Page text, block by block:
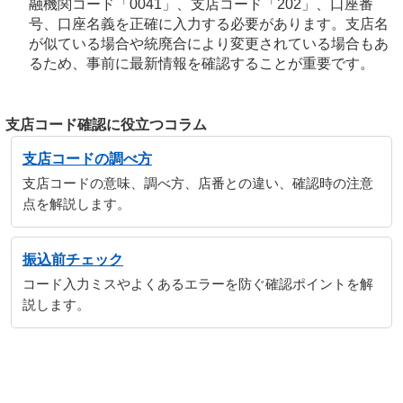
融機関コード「0041」、支店コード「202」、口座番
号、口座名義を正確に入力する必要があります。支店名
が似ている場合や統廃合により変更されている場合もあ
るため、事前に最新情報を確認することが重要です。
支店コード確認に役立つコラム
支店コードの調べ方
支店コードの意味、調べ方、店番との違い、確認時の注意
点を解説します。
振込前チェック
コード入力ミスやよくあるエラーを防ぐ確認ポイントを解
説します。